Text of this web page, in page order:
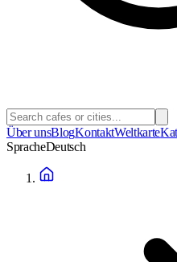
Über unsBlogKontaktWeltkarte
SpracheDeutsch